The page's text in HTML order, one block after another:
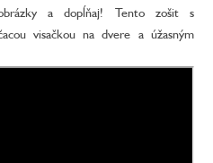
a dopĺňaj! Tento zošit s
visačkou na dvere a úžasným